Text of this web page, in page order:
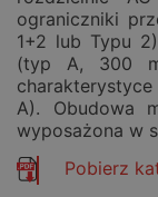
ograniczniki
1+2 lub Typu
(typ A, 300
A). Obudowa
wyposażona w
Pobierz